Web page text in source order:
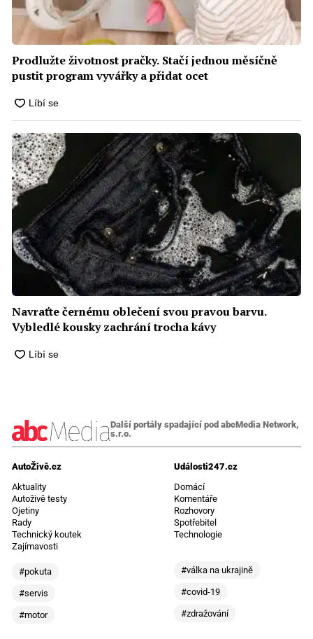
Prodlužte životnost pračky. Stačí jednou měsíčně
pustit program vyvářky a přidat ocet
Navraťte černému oblečení svou pravou barvu.
Vybledlé kousky zachrání trocha kávy
Další portály spadající pod abcMedia Network,
s.r.o.
AutoŽivě.cz
Aktuality
Autoživě testy
Ojetiny
Rady
Technický koutek
Zajímavosti
#pokuta
#servis
#motor
Události247.cz
Domácí
Komentáře
Rozhovory
Spotřebitel
Technologie
#válka na ukrajině
#covid-19
#zdražování